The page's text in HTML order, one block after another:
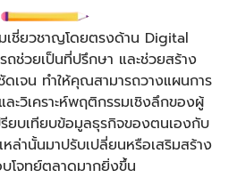
เชี่ยวชาญโดยตรงด้าน Digital
ถช่วยเป็นที่ปรึกษา และช่วยสร้าง
เจน ทำให้คุณสามารถวางแผนการ
ะวิเคราะห์พฤติกรรมเชิงลึกของผู้
รียบเทียบข้อมูลธุรกิจของตนเองกับ
ล่านั้นมาปรับเปลี่ยนหรือเสริมสร้าง
โจทย์ตลาดมากยิ่งขึ้น